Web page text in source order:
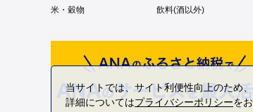
米・穀物
飲料(酒以外)
当サイトでは、サイト利便性向上のため
詳細についてはプライバシーポリシーを